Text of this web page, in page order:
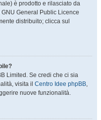
è prodotto e rilasciato da
General Public Licence
distribuito; clicca sul
Limited. Se credi che ci sia
visita il Centro Idee phpBB,
nuove funzionalità.